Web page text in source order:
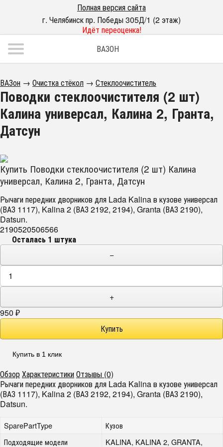
Полная версия сайта
г. Челябинск пр. Победы 305Д/1 (2 этаж)
Идёт переоценка!
ВАЗОН
ВАЗон → Очистка стёкол → Стеклоочиститель
Поводки стеклоочистителя (2 шт)
Калина универсал, Калина 2, Гранта,
Датсун
Купить Поводки стеклоочистителя (2 шт) Калина
универсал, Калина 2, Гранта, Датсун
Рычаги передних дворников для Lada Kalina в кузове универсал
(ВАЗ 1117), Kalina 2 (ВАЗ 2192, 2194), Granta (ВАЗ 2190),
Datsun.
2190520506566
Осталась 1 штука
−
+
950 ₽
Купить в 1 клик
ОбзорХарактеристикиОтзывы (0)
Рычаги передних дворников для Lada Kalina в кузове универсал
(ВАЗ 1117), Kalina 2 (ВАЗ 2192, 2194), Granta (ВАЗ 2190),
Datsun.
SparePartType
Кузов
Подходящие модели
KALINA, KALINA 2, GRANTA,